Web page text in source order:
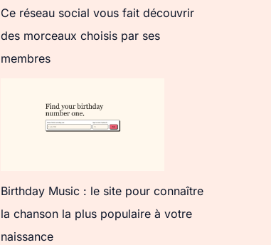
Ce réseau social vous fait découvrir
des morceaux choisis par ses
membres
Birthday Music : le site pour connaître
la chanson la plus populaire à votre
naissance